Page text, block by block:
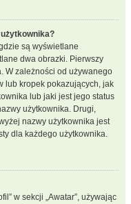
są wyświetlane
dwa obrazki. Pierwszy
W zależności od używanego
lub kropek pokazujących, jak
lub jaki jest jego status
użytkownika. Drugi,
nazwy użytkownika jest
dla każdego użytkownika.
w sekcji „Awatar”, używając